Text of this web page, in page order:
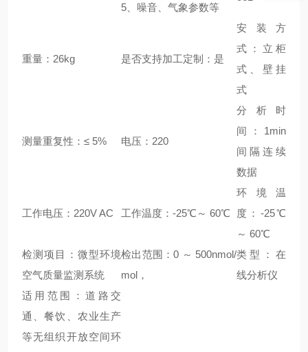
5、噪音、气象参数等
重量：26kg 是否支持加工定制：是
安装方
式：立柜
式、壁挂
式
测量重复性：≤ 5% 电压：220
分析时
间：1min
间隔连续
数据
工作电压：220V AC 工作温度：-25℃～ 60℃
环境温
度：-25℃
～ 60℃
检测项目：微型环境
空气质量监测系统
检出范围：0 ～ 500nmol/
mol，
类型：在
线分析仪
适用范围：道路交
通、餐饮、农业生产
等无组织开放空间环